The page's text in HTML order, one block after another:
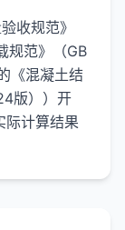
收规范》
规范》（GB
《混凝土结
版））开
际计算结果